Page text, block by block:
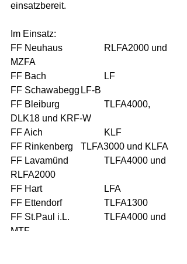
einsatzbereit.
Im Einsatz:
FF Neuhaus		RLFA2000 und
MZFA
FF Bach			LF
FF Schawabegg	LF-B
FF Bleiburg		TLFA4000,
DLK18 und KRF-W
FF Aich			KLF
FF Rinkenberg	TLFA3000 und KLFA
FF Lavamünd		TLFA4000 und
RLFA2000
FF Hart			LFA
FF Ettendorf		TLFA1300
FF St.Paul i.L.		TLFA4000 und
MTF